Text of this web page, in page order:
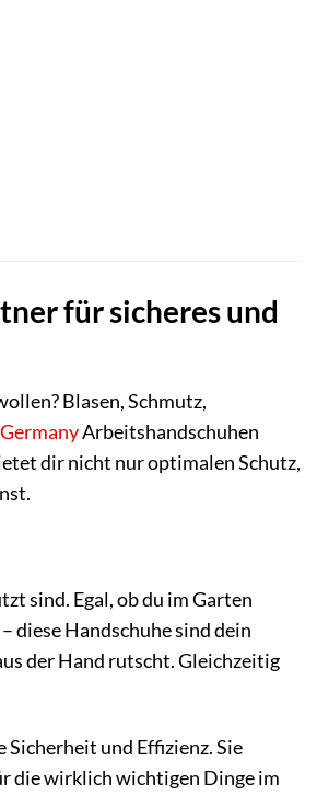
für sicheres und
Blasen, Schmutz,
Arbeitshandschuhen
dir nicht nur optimalen Schutz,
sind. Egal, ob du im Garten
diese Handschuhe sind dein
der Hand rutscht. Gleichzeitig
und Effizienz. Sie
die wirklich wichtigen Dinge im